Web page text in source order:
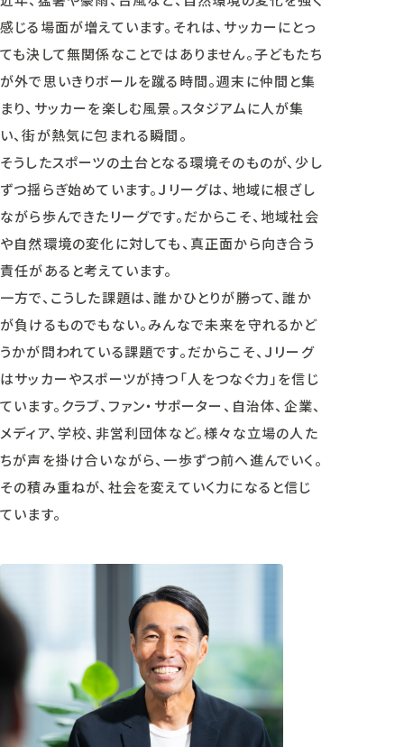
感じる場面が増えています。それは、サッカーにとっ
ても決して無関係なことではありません。子どもたち
が外で思いきりボールを蹴る時間。週末に仲間と集
まり、サッカーを楽しむ風景。スタジアムに人が集
い、街が熱気に包まれる瞬間。
そうしたスポーツの土台となる環境そのものが、少し
ずつ揺らぎ始めています。Ｊリーグは、地域に根ざし
ながら歩んできたリーグです。だからこそ、地域社会
や自然環境の変化に対しても、真正面から向き合う
責任があると考えています。
一方で、こうした課題は、誰かひとりが勝って、誰か
が負けるものでもない。みんなで未来を守れるかど
うかが問われている課題です。だからこそ、Ｊリーグ
はサッカーやスポーツが持つ「人をつなぐ力」を信じ
ています。クラブ、ファン・サポーター、自治体、企業、
メディア、学校、非営利団体など。様々な立場の人た
ちが声を掛け合いながら、一歩ずつ前へ進んでいく。
その積み重ねが、社会を変えていく力になると信じ
ています。